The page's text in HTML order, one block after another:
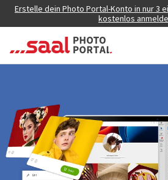
Erstelle dein Photo Portal-Konto in nur 3
kostenlos